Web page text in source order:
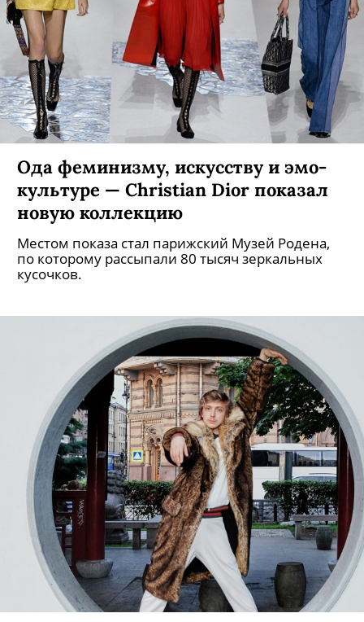
Ода феминизму, искусству и эмо-
культуре — Сhristian Dior показал
новую коллекцию
Местом показа стал парижский Музей Родена,
по которому рассыпали 80 тысяч зеркальных
кусочков.